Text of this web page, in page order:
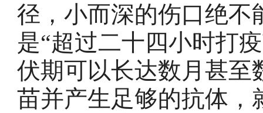
径，小而深的伤口绝不
是“超过二十四小时打
伏期可以长达数月甚至
苗并产生足够的抗体，